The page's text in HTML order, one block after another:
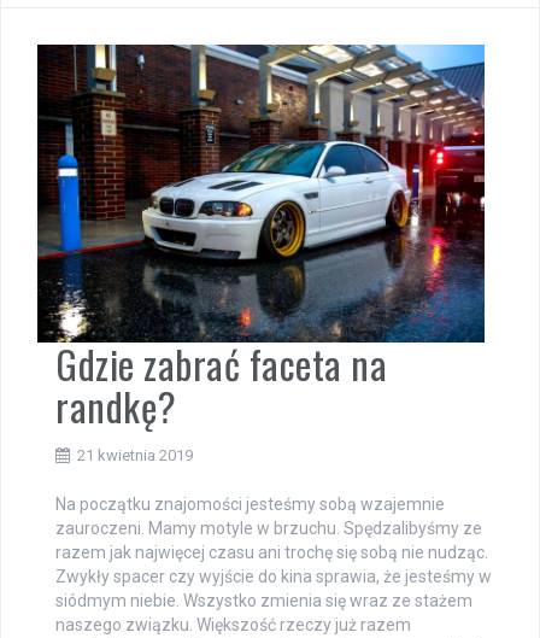
Gdzie zabrać faceta na
randkę?
21 kwietnia 2019
Na początku znajomości jesteśmy sobą wzajemnie
zauroczeni. Mamy motyle w brzuchu. Spędzalibyśmy ze
razem jak najwięcej czasu ani trochę się sobą nie nudząc.
Zwykły spacer czy wyjście do kina sprawia, że jesteśmy w
siódmym niebie. Wszystko zmienia się wraz ze stażem
naszego związku. Większość rzeczy już razem